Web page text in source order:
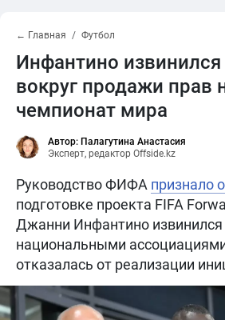
← Главная Футбол
Инфантино извинился
вокруг продажи прав
чемпионат мира
Автор: Палагутина Анастасия
Эксперт, редактор Offside.kz
Руководство ФИФА признало
подготовке проекта FIFA
Джанни Инфантино извинился
национальными
отказалась от реализации